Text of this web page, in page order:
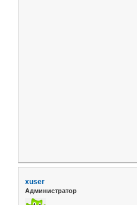
xuser
Администратор